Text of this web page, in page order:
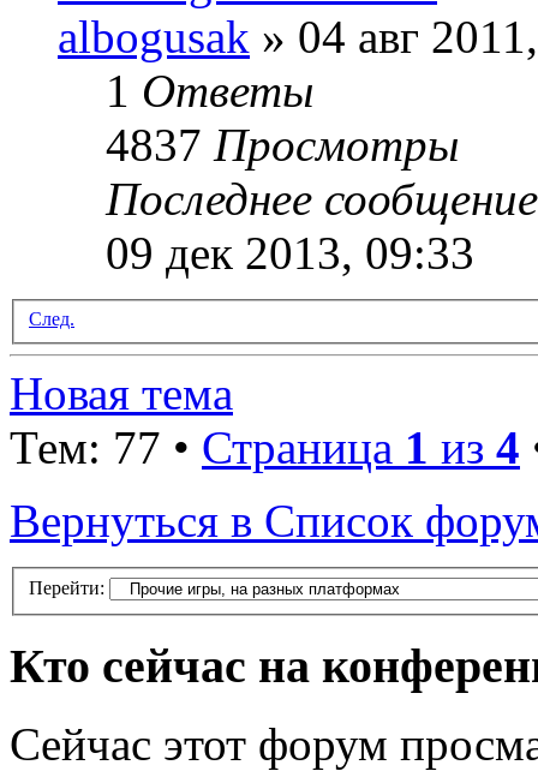
albogusak » 04 авг
1 Ответы
4837 Просмотры
Последнее
09 дек 2013, 09:33
След.
Новая тема
Тем: 77 • Страница 1 из 4
Вернуться в Список
Перейти:
Кто сейчас на
Сейчас этот форум